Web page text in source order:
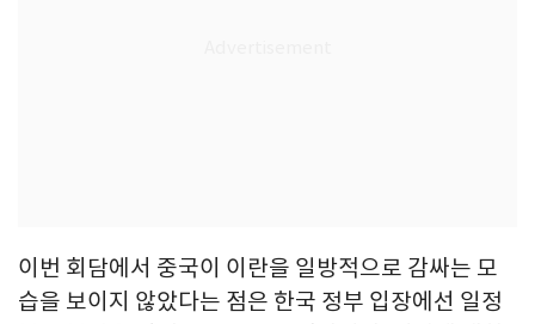
이번 회담에서 중국이 이란을 일방적으로 감싸는 모
습을 보이지 않았다는 점은 한국 정부 입장에선 일정